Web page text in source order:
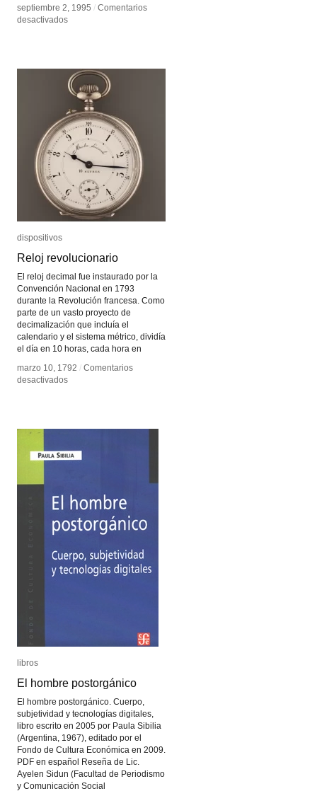
septiembre 2, 1995 / Comentarios
desactivadosen
septiembre 2, 1995 / Comentarios
desactivadosen
dispositivos
Reloj revolucionario
El reloj decimal fue instaurado por la
Convención Nacional en 1793
durante la Revolución francesa. Como
parte de un vasto proyecto de
decimalización que incluía el
calendario y el sistema métrico, dividía
el día en 10 horas, cada hora en
marzo 10, 1792 / Comentarios
desactivadosen
dispositivos
Reloj revolucionario
marzo 10, 1792 / Comentarios
desactivadosen
libros
El hombre postorgánico
El hombre postorgánico. Cuerpo,
subjetividad y tecnologías digitales,
libro escrito en 2005 por Paula Sibilia
(Argentina, 1967), editado por el
Fondo de Cultura Económica en 2009.
PDF en español Reseña de Lic.
Ayelen Sidun (Facultad de Periodismo
y Comunicación Social
libros
El hombre postorgánico